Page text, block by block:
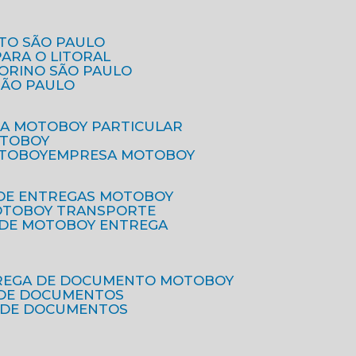
SÃO PAULO
O LITORAL
SÃO PAULO
PAULO
MOTOBOY PARTICULAR
EMPRESA MOTOBOY
ENTREGAS MOTOBOY
TRANSPORTE
DE MOTOBOY ENTREGA
DE DOCUMENTO MOTOBOY
DOCUMENTOS
DOCUMENTOS